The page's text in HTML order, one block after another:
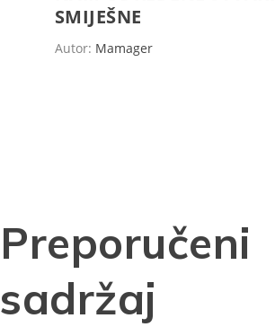
SMIJEŠNE
Autor: Mamager
Preporučeni
sadržaj